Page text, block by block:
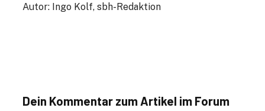
Autor: Ingo Kolf, sbh-Redaktion
Dein Kommentar zum Artikel im Forum